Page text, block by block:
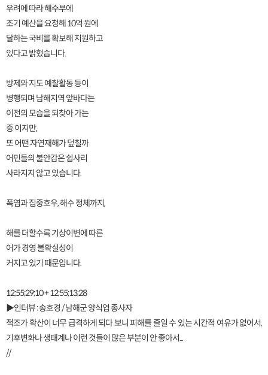
우려에 따라 해수부에
조기 예산을 요청해 10억 원에
달하는 국비를 확보해 지원하고
있다고 밝혔습니다.
방제와 지도 예찰활동 등이
병행되며 남해지역 앞바다는
이전의 모습을 되찾아 가는
중 이지만,
또 어떤 자연재해가 덮칠까
어민들의 불안감은 쉽사리
사라지지 않고 있습니다.
폭염과 집중호우, 해수 정체까지,
해를 더할수록 기상이변에 따른
어가 경영 불확실성이
커지고 있기 때문입니다.
12;55;29;10 + 12;55;13;28
▶인터뷰 : 송호경 / 남해군 양식업 종사자
적조가 확산이 너무 급격하게 되다 보니 피해를 줄일 수 있는 시간적 여유가 없어서,
기후변화나 생태계나 이런 것들이 많은 부분이 안 좋아서...
//